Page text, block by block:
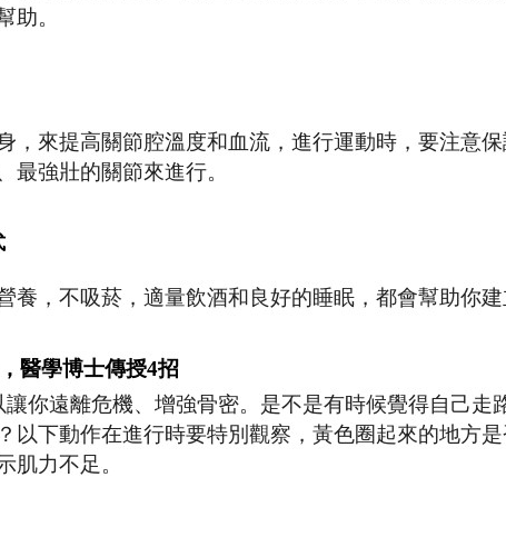
助。
，來提高關節腔溫度和血流，進行運動時，要注意
最強壯的關節來進行。
養，不吸菸，適量飲酒和良好的睡眠，都會幫助你建
醫學博士傳授4招
讓你遠離危機、增強骨密。是不是有時候覺得自己走
以下動作在進行時要特別觀察，黃色圈起來的地方
肌力不足。